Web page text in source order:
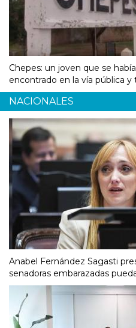
Chepes: un joven que se
encontrado en la vía pública
NACIONALES
Anabel Fernández Sagasti
senadoras embarazadas